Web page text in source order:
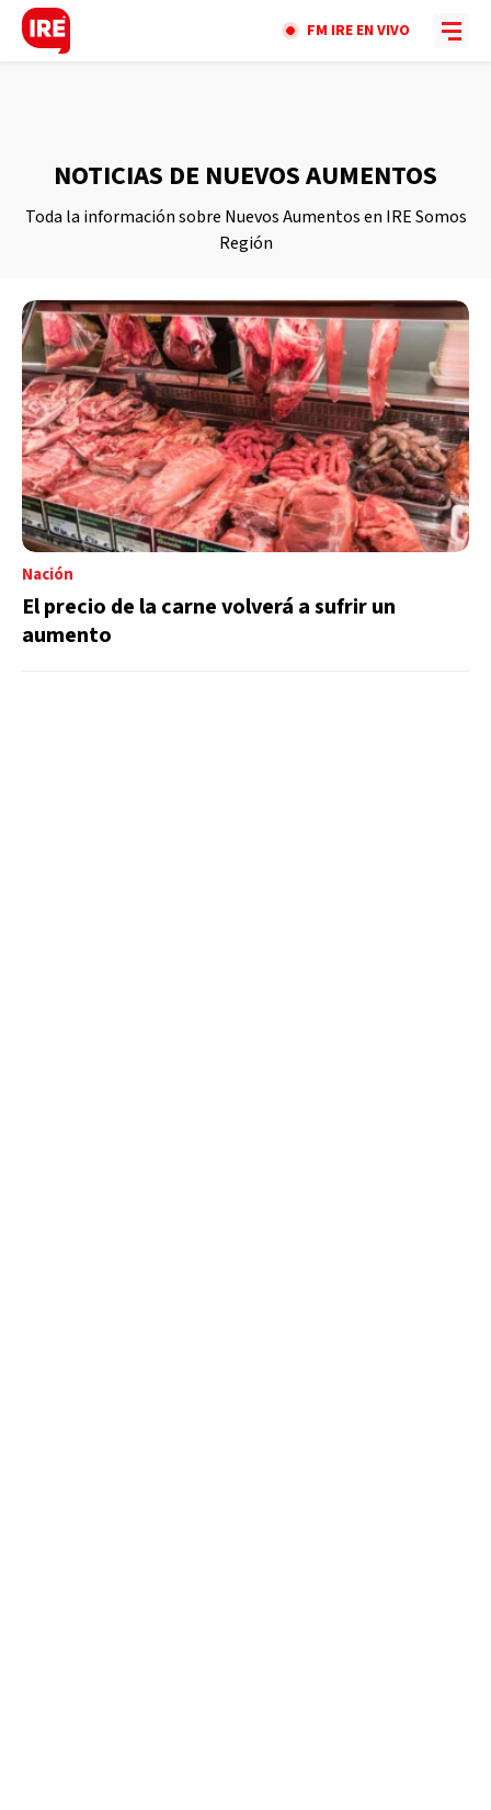
FM IRE EN VIVO
NOTICIAS DE NUEVOS AUMENTOS
Toda la información sobre Nuevos Aumentos en IRE Somos
Región
Nación
El precio de la carne volverá a sufrir un
aumento